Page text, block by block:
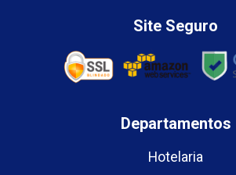
Site Seguro
Departamentos
Hotelaria